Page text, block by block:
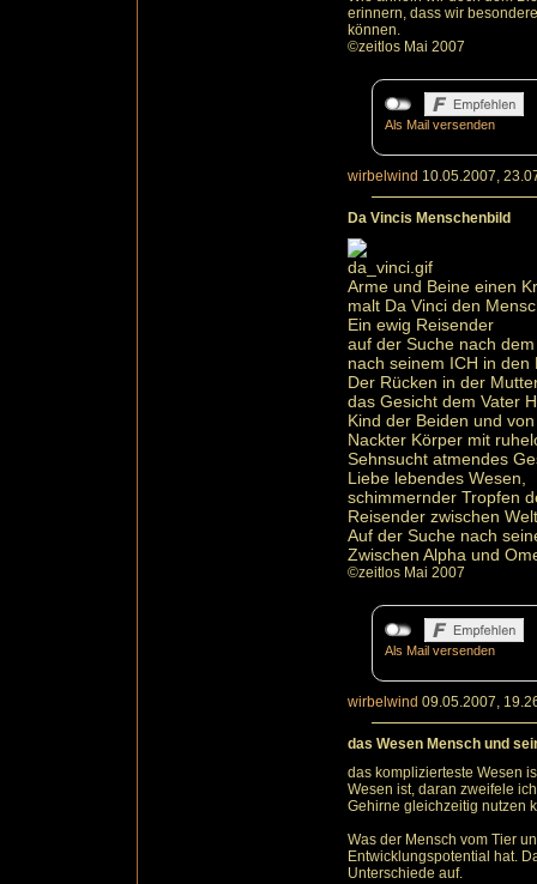
erinnern, dass wir
können.
©zeitlos Mai 2007
Als Mail versenden
wirbelwind 10.05.2007,
Da Vincis Menschenbild
Arme und Beine einen
malt Da Vinci den
Ein ewig Reisender
auf der Suche nach
nach seinem ICH in
Der Rücken in der
das Gesicht dem Vater
Kind der Beiden und
Nackter Körper mit
Sehnsucht atmendes
Liebe lebendes Wesen,
schimmernder Tropfen
Reisender zwischen
Auf der Suche nach
Zwischen Alpha und
©zeitlos Mai 2007
Als Mail versenden
wirbelwind 09.05.2007,
das Wesen Mensch und
das komplizierteste Wesen
Wesen ist, daran zweifele
Gehirne gleichzeitig nutzen
Was der Mensch vom Tier
Entwicklungspotential hat.
Unterschiede auf.